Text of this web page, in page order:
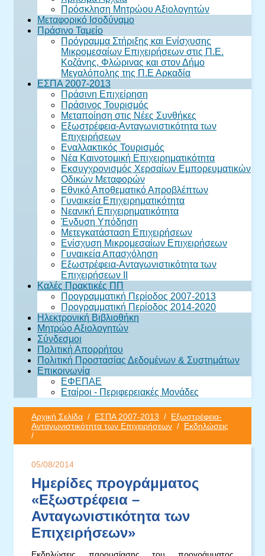
Πρόσκληση Μητρώου Αξιολογητών
Μεταφορικό Ισοδύναμο
Πράσινο Ταμείο
Πρόγραμμα Στήριξης και Ενίσχυσης
Μικρομεσαίων Επιχειρήσεων στις Π.Ε.
Κοζάνης, Φλώρινας και στον Δήμο
Μεγαλόπολης της Π.Ε Αρκαδία
ΕΣΠΑ 2007-2013
Πράσινη Επιχείρηση
Πράσινος Τουρισμός
Μεταποίηση στις Νέες Συνθήκες
Εξωστρέφεια-Ανταγωνιστικότητα των
Επιχειρήσεων
Εναλλακτικός Τουρισμός
Νέα Καινοτομική Επιχειρηματικότητα
Εκσυγχρονισμός Χερσαίων Εμπορευματικών
Οδικών Μεταφορών
Εθνικό Αποθεματικό Απροβλέπτων
Γυναικεία Επιχειρηματικότητα
Νεανική Επιχειρηματικότητα
Ένδυση Υπόδηση
Μετεγκατάσταση Επιχειρήσεων
Ενίσχυση Μικρομεσαίων Επιχειρήσεων
Γυναικεία Απασχόληση
Εξωστρέφεια-Ανταγωνιστικότητα των
Επιχειρήσεων ΙΙ
Καλές Πρακτικές ΠΠ
Προγραμματική Περίοδος 2007-2013
Προγραμματική Περίοδος 2014-2020
Ηλεκτρονική Βιβλιοθήκη
Μητρώο Αξιολογητών
Σύνδεσμοι
Πολιτική Απορρήτου
Πολιτική Προστασίας Δεδομένων & Συστημάτων
Επικοινωνία
ΕΦΕΠΑΕ
Εταίροι - Περιφερειακές Μονάδες
Αρχική Σελίδα / ΕΣΠΑ 2007-2013 / Εξωστρέφεια-
Ανταγωνιστικότητα των Επιχειρήσεων / Εκδηλώσεις
/
05/08/2014
Ημερίδες προγράμματος
«Εξωστρέφεια –
Ανταγωνιστικότητα των
Επιχειρήσεων»